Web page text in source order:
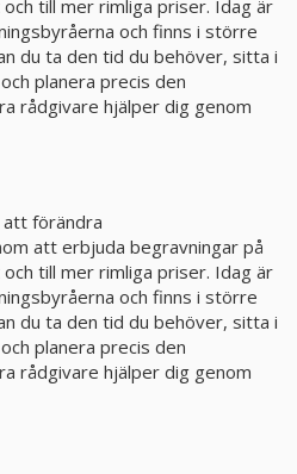
10 350
till mer rimliga priser. Idag är
och finns i större
du ta den tid du behöver, sitta i
planera precis den
rådgivare hjälper dig genom
förändra
att erbjuda begravningar på
till mer rimliga priser. Idag är
och finns i större
du ta den tid du behöver, sitta i
planera precis den
rådgivare hjälper dig genom